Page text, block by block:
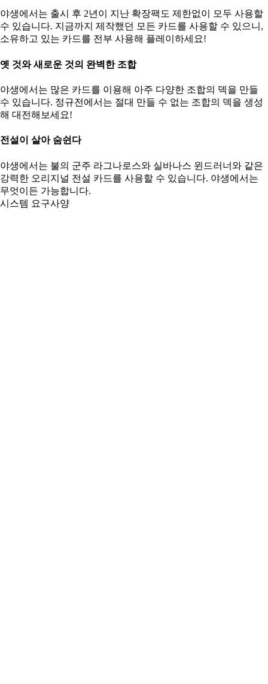
야생에서는 출시 후 2년이 지난 확장팩도 제한없이 모두 사용할
수 있습니다. 지금까지 제작했던 모든 카드를 사용할 수 있으니,
소유하고 있는 카드를 전부 사용해 플레이하세요!
옛 것와 새로운 것의 완벽한 조합
야생에서는 많은 카드를 이용해 아주 다양한 조합의 덱을 만들
수 있습니다. 정규전에서는 절대 만들 수 없는 조합의 덱을 생성
해 대전해보세요!
전설이 살아 숨쉰다
야생에서는 불의 군주 라그나로스와 실바나스 윈드러너와 같은
강력한 오리지널 전설 카드를 사용할 수 있습니다. 야생에서는
무엇이든 가능합니다.
시스템 요구사양